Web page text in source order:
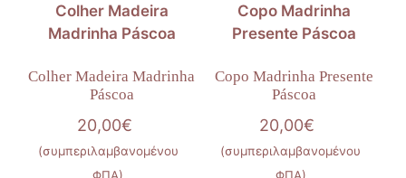
Colher Madeira Madrinha
Páscoa
20,00€
(συμπεριλαμβανομένου
Copo Madrinha Presente
Páscoa
20,00€
(συμπεριλαμβανομένου